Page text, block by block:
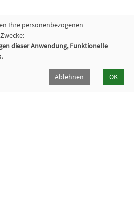
Ihre personenbezogenen
dieser Anwendung, Funktionelle
Ablehnen OK